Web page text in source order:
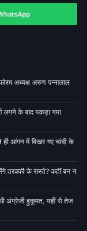
अध्यक्ष अरुण पन्नालाल
लगने के बाद पकड़ा गया
ही आंगन में बिखर गए चांदी के
के रास्ते? कहीं बन न
अंग्रेजी हुकूमत, यहीं से तेज